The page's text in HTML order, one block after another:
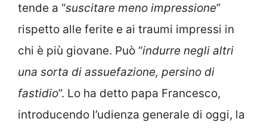
tende a “suscitare meno impressione”
rispetto alle ferite e ai traumi impressi in
chi è più giovane. Può “indurre negli altri
una sorta di assuefazione, persino di
fastidio”. Lo ha detto papa Francesco,
introducendo l’udienza generale di oggi, la